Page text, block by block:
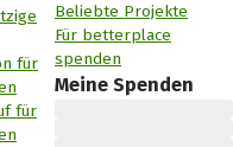
für
für
Beliebte Projekte
Für betterplace
spenden
Meine Spenden